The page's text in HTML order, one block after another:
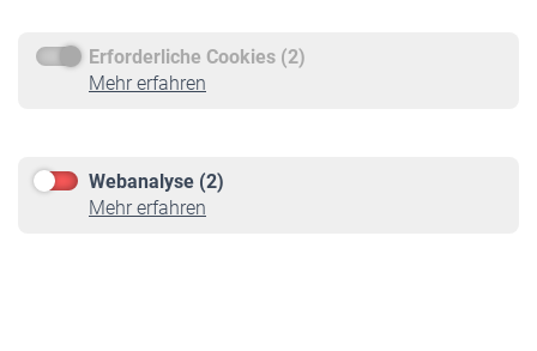
Erforderliche Cookies (2)
Mehr erfahren
Webanalyse (2)
Mehr erfahren
Service
Informationen
Online-Rechner
VBLnewsletter